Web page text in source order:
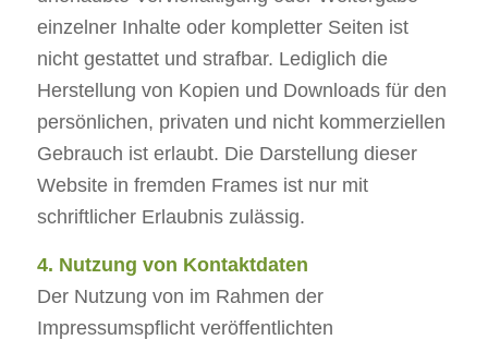
einzelner Inhalte oder kompletter Seiten ist
nicht gestattet und strafbar. Lediglich die
Herstellung von Kopien und Downloads für den
persönlichen, privaten und nicht kommerziellen
Gebrauch ist erlaubt. Die Darstellung dieser
Website in fremden Frames ist nur mit
schriftlicher Erlaubnis zulässig.
4. Nutzung von Kontaktdaten
Der Nutzung von im Rahmen der
Impressumspflicht veröffentlichten